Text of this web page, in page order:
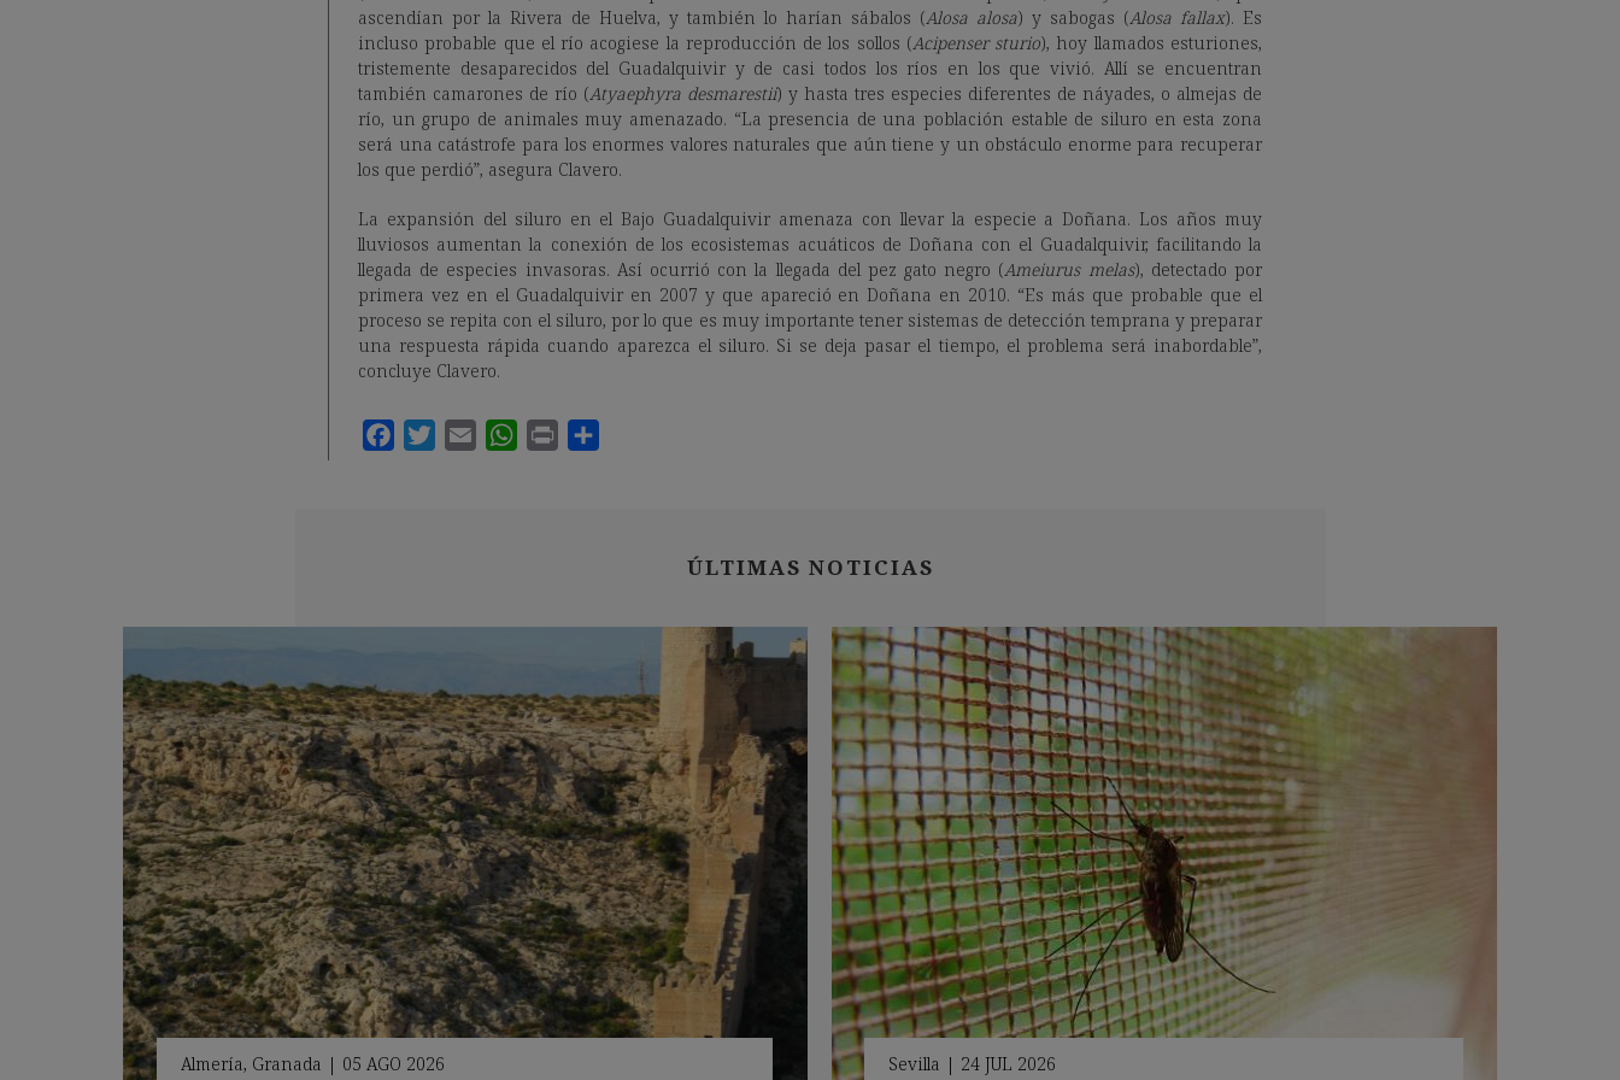
ascendían por la Rivera de Huelva, y también lo harían sábalos (Alosa alosa) y sabogas (Alosa fallax). Es
incluso probable que el río acogiese la reproducción de los sollos (Acipenser sturio), hoy llamados esturiones,
tristemente desaparecidos del Guadalquivir y de casi todos los ríos en los que vivió. Allí se encuentran
también camarones de río (Atyaephyra desmarestii) y hasta tres especies diferentes de náyades, o almejas de
río, un grupo de animales muy amenazado. “La presencia de una población estable de siluro en esta zona
será una catástrofe para los enormes valores naturales que aún tiene y un obstáculo enorme para recuperar
los que perdió”, asegura Clavero.
La expansión del siluro en el Bajo Guadalquivir amenaza con llevar la especie a Doñana. Los años muy
lluviosos aumentan la conexión de los ecosistemas acuáticos de Doñana con el Guadalquivir, facilitando la
llegada de especies invasoras. Así ocurrió con la llegada del pez gato negro (Ameiurus melas), detectado por
primera vez en el Guadalquivir en 2007 y que apareció en Doñana en 2010. “Es más que probable que el
proceso se repita con el siluro, por lo que es muy importante tener sistemas de detección temprana y preparar
una respuesta rápida cuando aparezca el siluro. Si se deja pasar el tiempo, el problema será inabordable”,
concluye Clavero.
ÚLTIMAS NOTICIAS
Almería, Granada | 05 AGO 2026 Sevilla | 24 JUL 2026